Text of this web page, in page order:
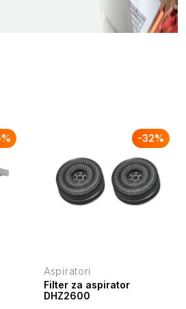
% -32%
Aspiratori
Filter za aspirator
DHZ2600